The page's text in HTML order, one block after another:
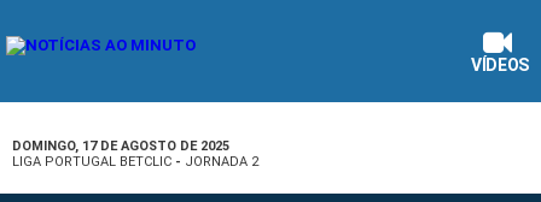
VÍDEOS
DOMINGO, 17 DE AGOSTO DE 2025
LIGA PORTUGAL BETCLIC - JORNADA 2